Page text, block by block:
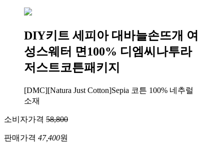
DIY키트 세피아 대바늘손뜨개 여
성스웨터 면100% 디엠씨나투라
저스트코튼패키지
[DMC][Natura Just Cotton]Sepia 코튼 100% 네추럴
소재
소비자가격 58,800
판매가격 47,400원